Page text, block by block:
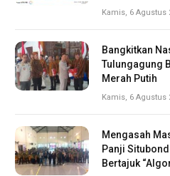
Kamis, 6 Agustus
Bangkitkan
Tulungagung
Merah Putih
Kamis, 6 Agustus
Mengasah
Panji
Bertajuk